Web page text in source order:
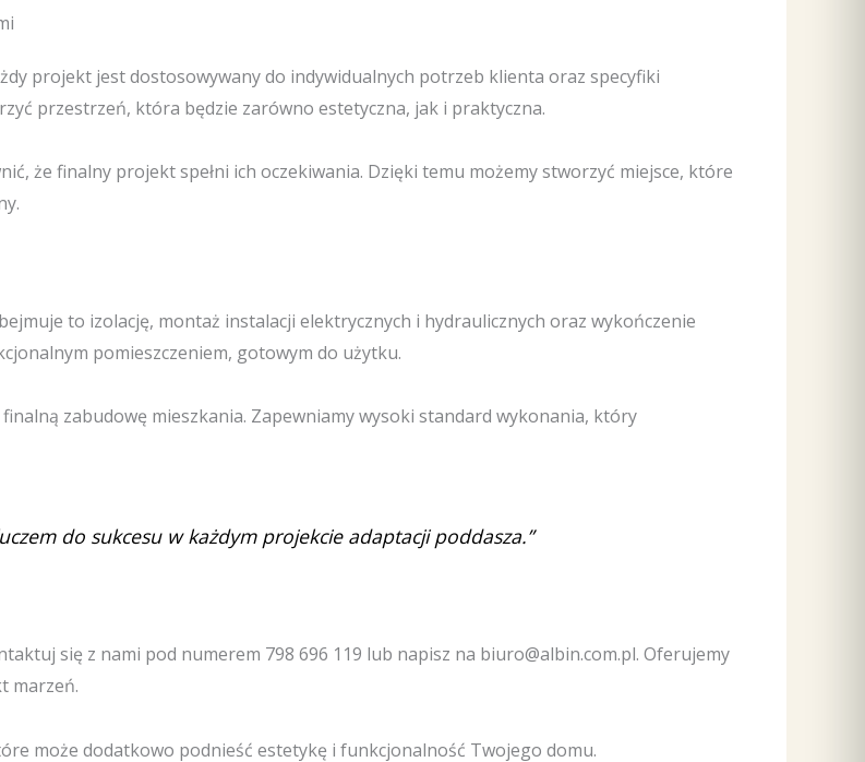
projekt jest dostosowywany do indywidualnych potrzeb klienta oraz specyfiki
przestrzeń, która będzie zarówno estetyczna, jak i praktyczna.
że finalny projekt spełni ich oczekiwania. Dzięki temu możemy stworzyć miejsce, które
to izolację, montaż instalacji elektrycznych i hydraulicznych oraz wykończenie
pomieszczeniem, gotowym do użytku.
zabudowę mieszkania. Zapewniamy wysoki standard wykonania, który
do sukcesu w każdym projekcie adaptacji poddasza.”
się z nami pod numerem 798 696 119 lub napisz na biuro@albin.com.pl. Oferujemy
marzeń.
może dodatkowo podnieść estetykę i funkcjonalność Twojego domu.